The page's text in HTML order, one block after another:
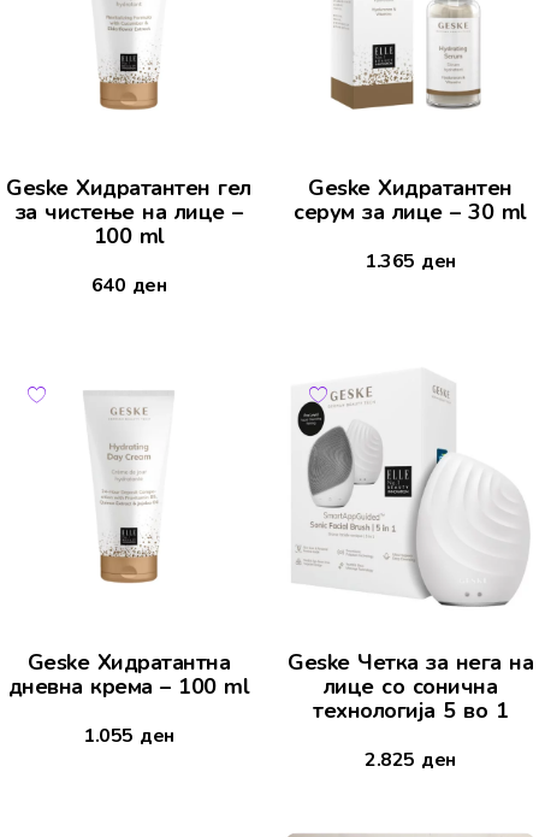
Geske Хидратантен гел
за чистење на лице –
100 ml
640 ден
Geske Хидратантен
серум за лице – 30 ml
1.365 ден
Geske Хидратантна
дневна крема – 100 ml
1.055 ден
Geske Четка за нега на
лице со сонична
технологија 5 во 1
2.825 ден